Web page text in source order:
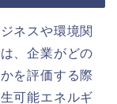
ネスや環境関
、企業がどの
を評価する際
可能エネルギ